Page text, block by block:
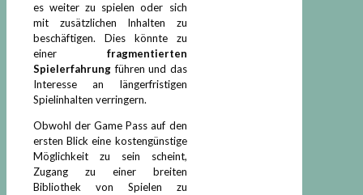
es weiter zu spielen oder sich
mit zusätzlichen Inhalten zu
beschäftigen. Dies könnte zu
einer fragmentierten
Spielerfahrungführen und das
Interesse an längerfristigen
Spielinhalten verringern.
Obwohl der Game Pass auf den
ersten Blick eine kostengünstige
Möglichkeit zu sein scheint,
Zugang zu einer breiten
Bibliothek von Spielen zu